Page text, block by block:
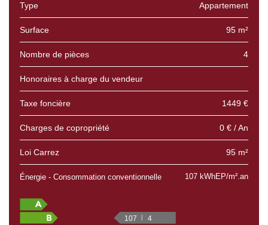
Type Appartement
Surface 95 m²
Nombre de pièces 4
Honoraires à charge du vendeur
Taxe foncière 1449 €
Charges de copropriété 0 € / An
Loi Carrez 95 m²
Énergie - Consommation conventionnelle 107 kWhEP/m².an
107 4